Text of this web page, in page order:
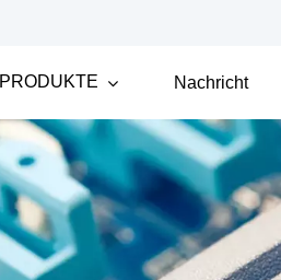
PRODUKTE Nachricht